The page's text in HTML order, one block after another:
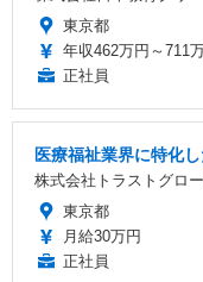
東京都
年収462万円～711
正社員
医療福祉業界に特化
株式会社トラストグロ
東京都
月給30万円
正社員